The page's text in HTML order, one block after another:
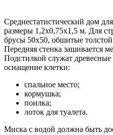
Среднестатистический дом
размеры 1,2х0,75х1,5 м. Для
брусы 50х50, обшитые
Передняя стенка зашивается
Подстилкой служат
оснащение клетки:
спальное место;
кормушка;
поилка;
лоток для туалета.
Миска с водой должна быть